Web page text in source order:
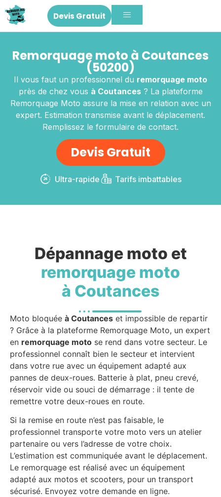
Devis Gratuit
Remorquage moto à Coutances
(50200)
Il vous faut un professionnel du remorquage moto
près de chez vous à Coutances? La plateforme
Remorquage Moto assure la mise en relation avec un
expert. Estimation transmise avant le déplacement.
Remplissez le formulaire de contact.
Devis Gratuit
Ultra-rapide Tarifs imbattables
Dépannage moto et
remorquage moto
à Coutances
Moto bloquée à Coutances et impossible de repartir
? Grâce à la plateforme Remorquage Moto, un expert
en remorquage moto se rend dans votre secteur. Le
professionnel connaît bien le secteur et intervient
dans votre rue avec un équipement adapté aux
pannes de deux-roues. Batterie à plat, pneu crevé,
réservoir vide ou souci de démarrage : il tente de
remettre votre deux-roues en route.
Si la remise en route n’est pas faisable, le
professionnel transporte votre moto vers un atelier
partenaire ou vers l’adresse de votre choix.
L’estimation est communiquée avant le déplacement.
Le remorquage est réalisé avec un équipement
adapté aux motos et scooters, pour un transport
sécurisé. Envoyez votre demande en ligne.